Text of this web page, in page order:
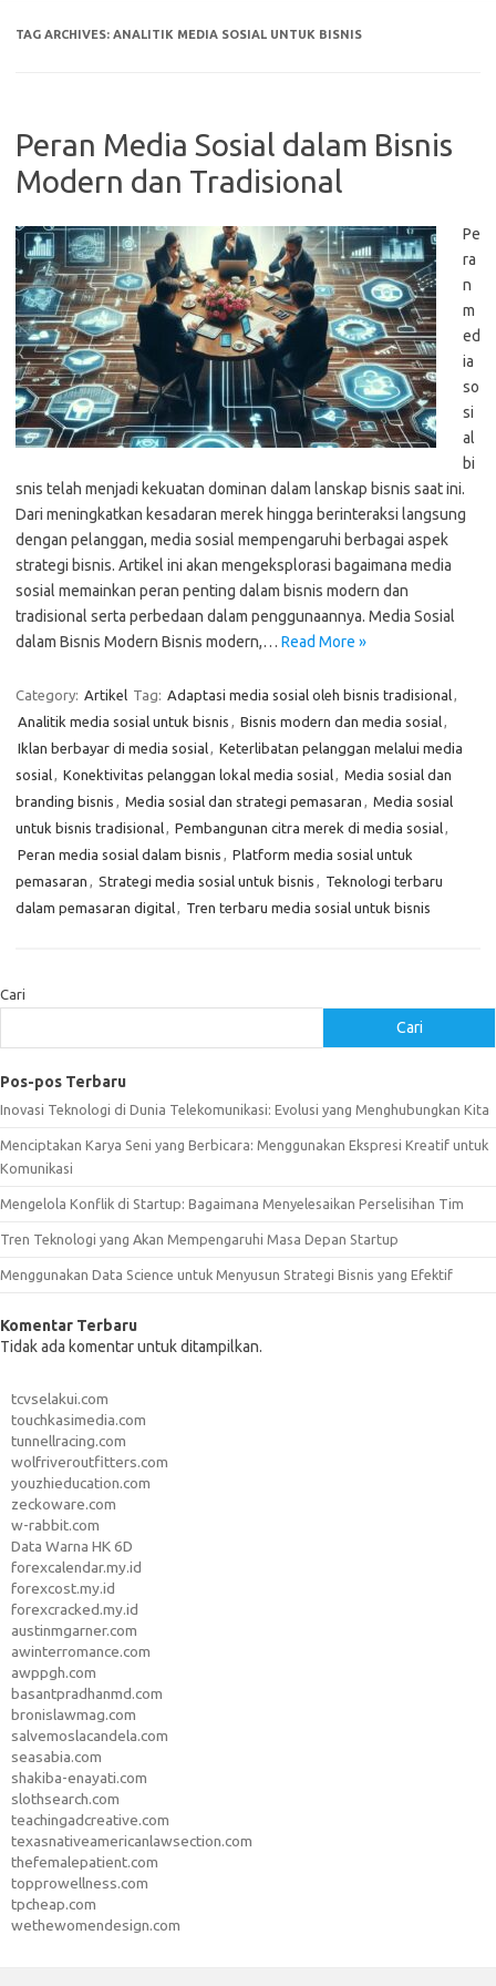
TAG ARCHIVES: ANALITIK MEDIA SOSIAL UNTUK BISNIS
Peran Media Sosial dalam Bisnis
Modern dan Tradisional
Pe
ra
n
m
ed
ia
so
si
al
bi
snis telah menjadi kekuatan dominan dalam lanskap bisnis saat ini.
Dari meningkatkan kesadaran merek hingga berinteraksi langsung
dengan pelanggan, media sosial mempengaruhi berbagai aspek
strategi bisnis. Artikel ini akan mengeksplorasi bagaimana media
sosial memainkan peran penting dalam bisnis modern dan
tradisional serta perbedaan dalam penggunaannya. Media Sosial
dalam Bisnis Modern Bisnis modern,… Read More »
Category: Artikel Tag: Adaptasi media sosial oleh bisnis tradisional,
Analitik media sosial untuk bisnis , Bisnis modern dan media sosial,
Iklan berbayar di media sosial, Keterlibatan pelanggan melalui media
sosial, Konektivitas pelanggan lokal media sosial, Media sosial dan
branding bisnis , Media sosial dan strategi pemasaran , Media sosial
untuk bisnis tradisional, Pembangunan citra merek di media sosial,
Peran media sosial dalam bisnis , Platform media sosial untuk
pemasaran , Strategi media sosial untuk bisnis , Teknologi terbaru
dalam pemasaran digital, Tren terbaru media sosial untuk bisnis
Cari
Cari
Pos-pos Terbaru
Inovasi Teknologi di Dunia Telekomunikasi: Evolusi yang Menghubungkan Kita
Menciptakan Karya Seni yang Berbicara: Menggunakan Ekspresi Kreatif untuk
Komunikasi
Mengelola Konflik di Startup: Bagaimana Menyelesaikan Perselisihan Tim
Tren Teknologi yang Akan Mempengaruhi Masa Depan Startup
Menggunakan Data Science untuk Menyusun Strategi Bisnis yang Efektif
Komentar Terbaru
Tidak ada komentar untuk ditampilkan.
tcvselakui.com
touchkasimedia.com
tunnellracing.com
wolfriveroutfitters.com
youzhieducation.com
zeckoware.com
w-rabbit.com
Data Warna HK 6D
forexcalendar.my.id
forexcost.my.id
forexcracked.my.id
austinmgarner.com
awinterromance.com
awppgh.com
basantpradhanmd.com
bronislawmag.com
salvemoslacandela.com
seasabia.com
shakiba-enayati.com
slothsearch.com
teachingadcreative.com
texasnativeamericanlawsection.com
thefemalepatient.com
topprowellness.com
tpcheap.com
wethewomendesign.com